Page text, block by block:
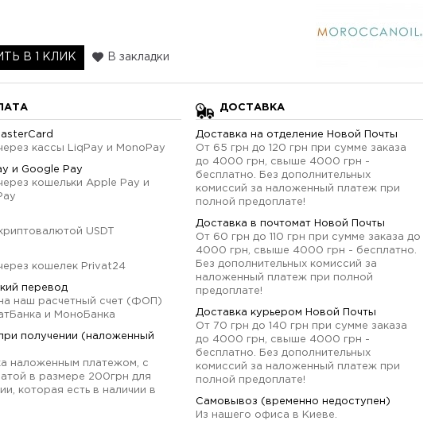
В 1 КЛИК В закладки
кассы LiqPay и MonoPay
и Google Pay
кошельки Apple Pay и
USDT
кошелек Privat24
перевод
наш расчетный счет (ФОП)
и МоноБанка
получении (наложенный
наложенным платежом, с
в размере 200грн для
которая есть в наличии в
ДОСТАВКА
Доставка на отделение Новой Почты
От 65 грн до 120 грн при сумме заказа
до 4000 грн, свыше 4000 грн -
бесплатно. Без дополнительных
комиссий за наложенный платеж при
полной предоплате!
Доставка в почтомат Новой Почты
От 60 грн до 110 грн при сумме заказа до
4000 грн, свыше 4000 грн - бесплатно.
Без дополнительных комиссий за
наложенный платеж при полной
предоплате!
Доставка курьером Новой Почты
От 70 грн до 140 грн при сумме заказа
до 4000 грн, свыше 4000 грн -
бесплатно. Без дополнительных
комиссий за наложенный платеж при
полной предоплате!
Самовывоз (временно недоступен)
Из нашего офиса в Киеве.